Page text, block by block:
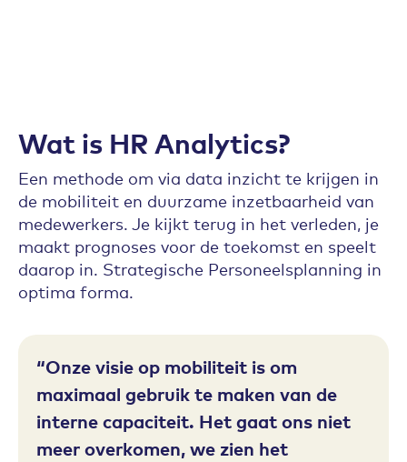
Wat is HR Analytics?
Een methode om via data inzicht te krijgen in
de mobiliteit en duurzame inzetbaarheid van
medewerkers. Je kijkt terug in het verleden, je
maakt prognoses voor de toekomst en speelt
daarop in. Strategische Personeelsplanning in
optima forma.
Onze visie op mobiliteit is om
maximaal gebruik te maken van de
interne capaciteit. Het gaat ons niet
meer overkomen, we zien het